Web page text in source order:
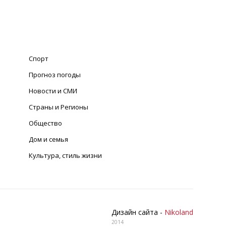
Спорт
Прогноз погоды
Новости и СМИ
Страны и Регионы
Общество
Дом и семья
Культура, стиль жизни
Дизайн сайта - Nikoland
2014